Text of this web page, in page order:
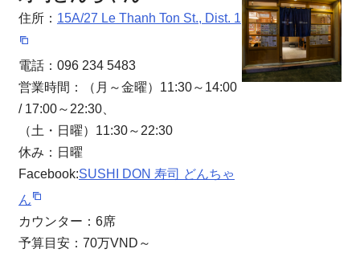
住所： 15A/27 Le Thanh Ton St., Dist. 1
電話：096 234 5483
営業時間：（月～金曜）11:30～14:00
/ 17:00～22:30、
（土・日曜）11:30～22:30
休み：日曜
Facebook:SUSHI DON 寿司 どんちゃ
ん
カウンター：6席
予算目安：70万VND～